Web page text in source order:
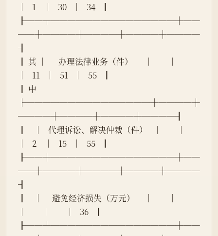
│   1    │   30   │   34   ┃
┠──┬───────────────┼──
──┼────┼────┼────┼────
┨
┃ 其 │      办理法律业务（件）      │        │
│   11   │   51   │   55   ┃
┃ 中
├───────────────┼────┼
────┼────┼────┼────┨
┃    │   代理诉讼、解决仲裁（件）   │        │
│   2    │   15   │   55   ┃
┠──┼───────────────┼──
──┼────┼────┼────┼────
┨
┃    │     避免经济损失（万元）     │        │
│        │        │   36   ┃
┠──┴───────────────┼──